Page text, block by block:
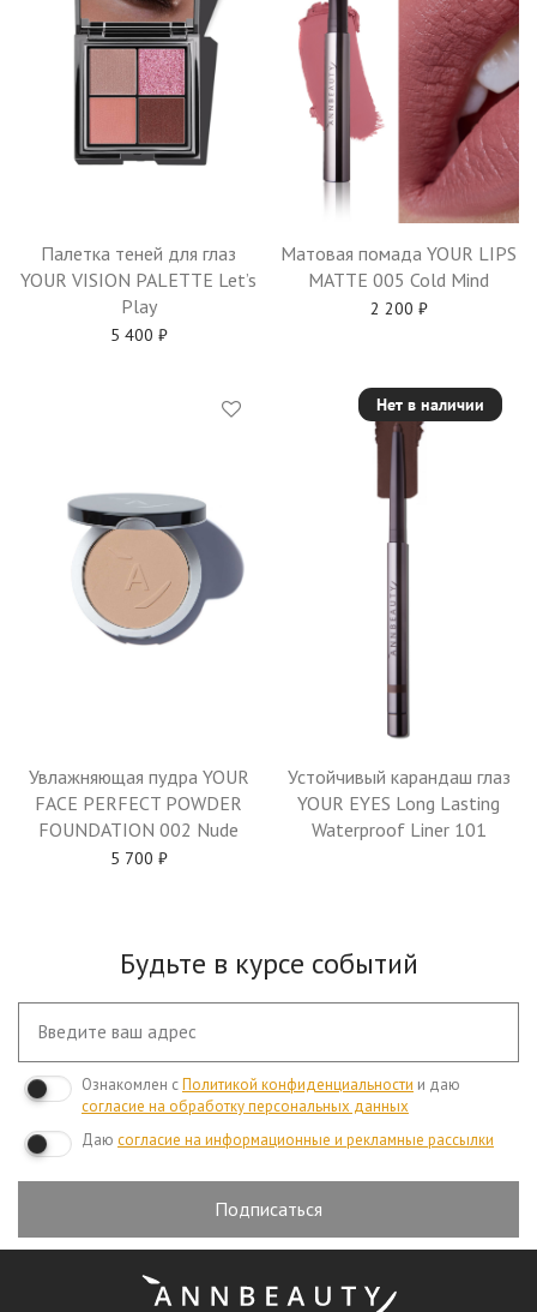
Палетка теней для глаз
YOUR VISION PALETTE Let’s
Play
5 400 ₽
Матовая помада YOUR LIPS
MATTE 005 Cold Mind
2 200 ₽
Увлажняющая пудра YOUR
FACE PERFECT POWDER
FOUNDATION 002 Nude
5 700 ₽
Нет в наличии
Устойчивый карандаш глаз
YOUR EYES Long Lasting
Waterproof Liner 101
Будьте в курсе событий
Ознакомлен сПолитикой конфиденциальности и даю
согласие на обработку персональных данных
Даю согласие на информационные и рекламные рассылки
Подписаться